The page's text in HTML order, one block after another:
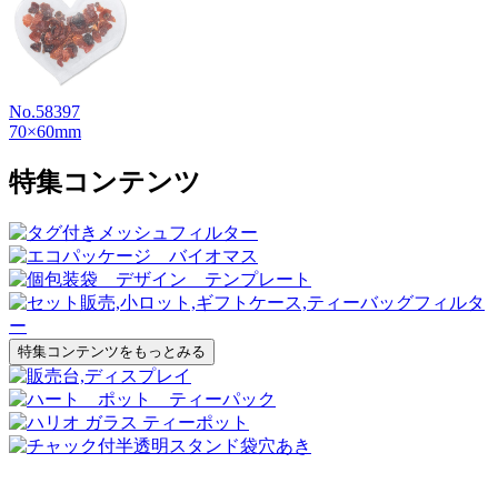
No.58397
70×60mm
特集コンテンツ
特集コンテンツをもっとみる